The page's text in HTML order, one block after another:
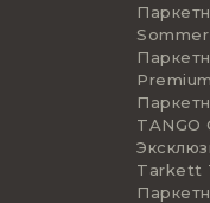
Premium
TANGO
Tarkett